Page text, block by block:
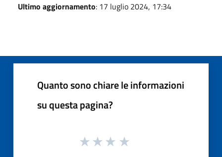
Ultimo aggiornamento: 17 luglio 2024, 17:34
Quanto sono chiare le informazioni
su questa pagina?